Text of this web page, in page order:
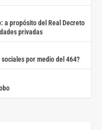
a propósito del Real Decreto
privadas
por medio del 464?